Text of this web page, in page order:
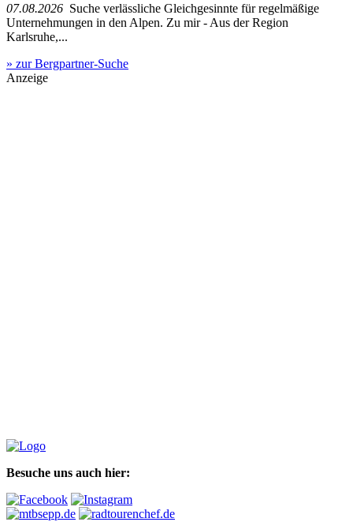
07.08.2026 Suche verlässliche Gleichgesinnte für regelmäßige
Unternehmungen in den Alpen. Zu mir - Aus der Region
Karlsruhe,...
» zur Bergpartner-Suche
Anzeige
Besuche uns auch hier: